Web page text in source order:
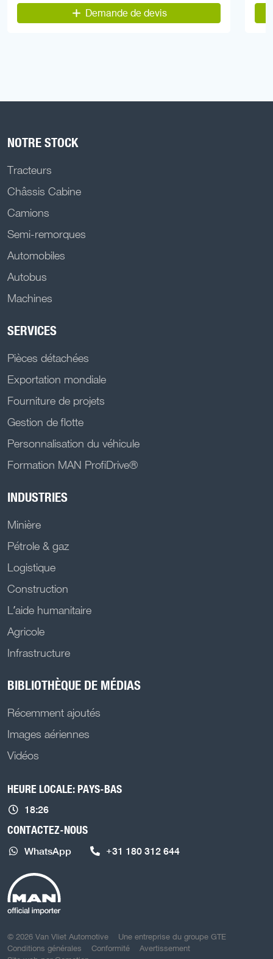
Demande de devis
NOTRE STOCK
Tracteurs
Châssis Cabine
Camions
Semi-remorques
Automobiles
Autobus
Machines
SERVICES
Pièces détachées
Exportation mondiale
Fourniture de projets
Gestion de flotte
Personnalisation du véhicule
Formation MAN ProfiDrive®
INDUSTRIES
Minière
Pétrole & gaz
Logistique
Construction
L’aide humanitaire
Agricole
Infrastructure
BIBLIOTHÈQUE DE MÉDIAS
Récemment ajoutés
Images aériennes
Vidéos
HEURE LOCALE: PAYS-BAS
18:26
CONTACTEZ-NOUS
WhatsApp +31 180 312 644
COPYRIGHT NAVIGATION
© 2026 Van Vliet Automotive
Une entreprise du groupe GTE
Conditions générales
Conformité
Avertissement